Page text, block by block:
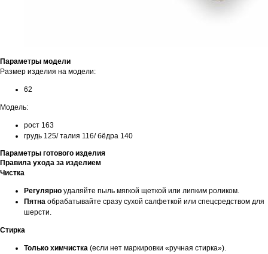
Параметры модели
Размер изделия на модели:
62
Модель:
рост 163
грудь 125/ талия 116/ бёдра 140
Параметры готового изделия
Правила ухода за изделием
Чистка
Регулярно удаляйте пыль мягкой щеткой или липким роликом.
Пятна обрабатывайте сразу сухой салфеткой или спецсредством для
шерсти.
Стирка
Только химчистка (если нет маркировки «ручная стирка»).